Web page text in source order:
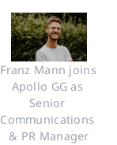
Franz Mann joins
Apollo GG as
Senior
Communications
& PR Manager